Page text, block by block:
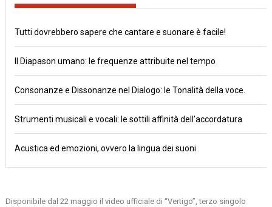
Tutti dovrebbero sapere che cantare e suonare è facile!
Il Diapason umano: le frequenze attribuite nel tempo
Consonanze e Dissonanze nel Dialogo: le Tonalità della voce.
Strumenti musicali e vocali: le sottili affinità dell’accordatura
Acustica ed emozioni, ovvero la lingua dei suoni
Disponibile dal 22 maggio il video ufficiale di “Vertigo”, terzo singolo